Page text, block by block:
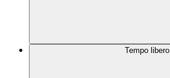
Tempo libero